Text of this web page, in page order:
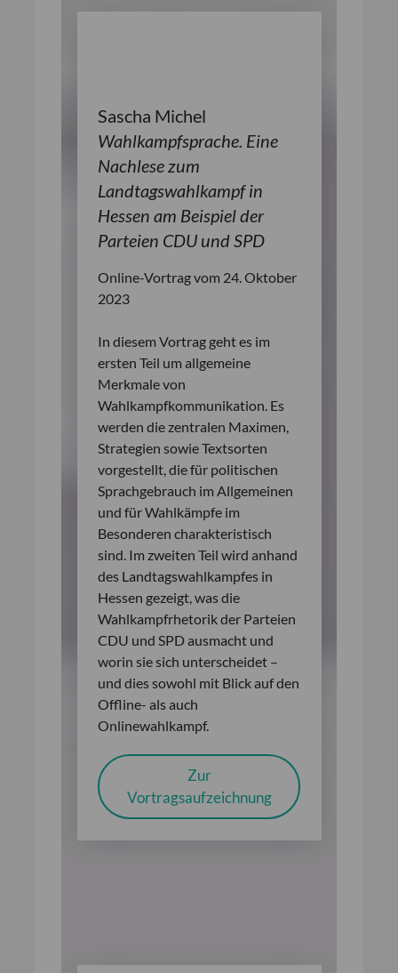
Sascha Michel
Wahlkampfsprache. Eine
Nachlese zum
Landtagswahlkampf in
Hessen am Beispiel der
Parteien CDU und SPD
Online-Vortrag vom 24. Oktober
2023
In diesem Vortrag geht es im
ersten Teil um allgemeine
Merkmale von
Wahlkampfkommunikation. Es
werden die zentralen Maximen,
Strategien sowie Textsorten
vorgestellt, die für politischen
Sprachgebrauch im Allgemeinen
und für Wahlkämpfe im
Besonderen charakteristisch
sind. Im zweiten Teil wird anhand
des Landtagswahlkampfes in
Hessen gezeigt, was die
Wahlkampfrhetorik der Parteien
CDU und SPD ausmacht und
worin sie sich unterscheidet –
und dies sowohl mit Blick auf den
Offline- als auch
Onlinewahlkampf.
Zur
Vortragsaufzeichnung